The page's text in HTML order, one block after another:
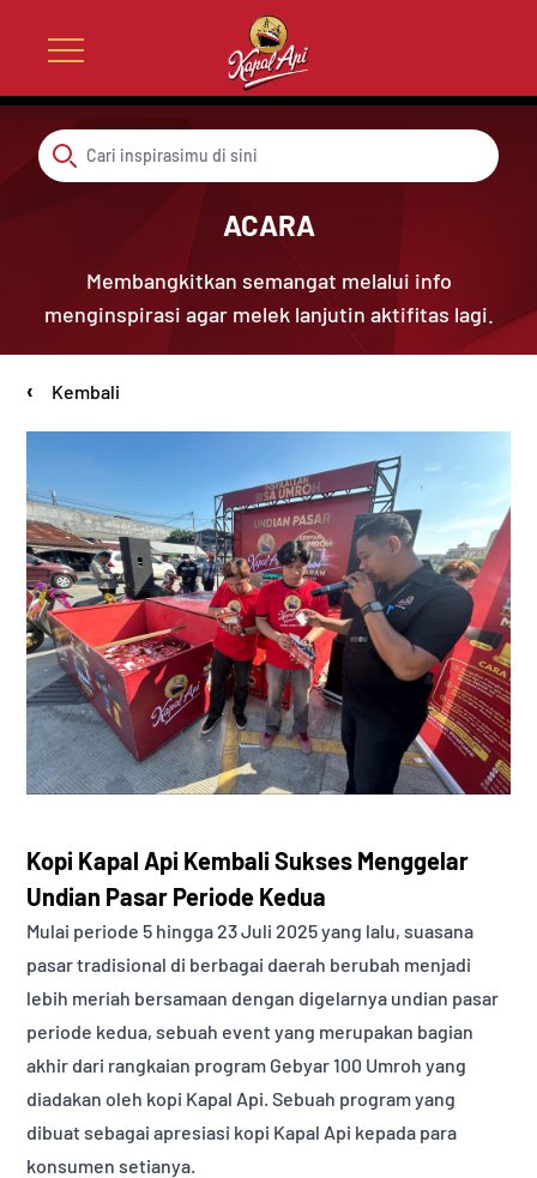
ACARA
Membangkitkan semangat melalui info
menginspirasi agar melek lanjutin aktifitas lagi.
‹ Kembali
Kopi Kapal Api Kembali Sukses Menggelar
Undian Pasar Periode Kedua
Mulai periode 5 hingga 23 Juli 2025 yang lalu, suasana
pasar tradisional di berbagai daerah berubah menjadi
lebih meriah bersamaan dengan digelarnya undian pasar
periode kedua, sebuah event yang merupakan bagian
akhir dari rangkaian program Gebyar 100 Umroh yang
diadakan oleh kopi Kapal Api. Sebuah program yang
dibuat sebagai apresiasi kopi Kapal Api kepada para
konsumen setianya.